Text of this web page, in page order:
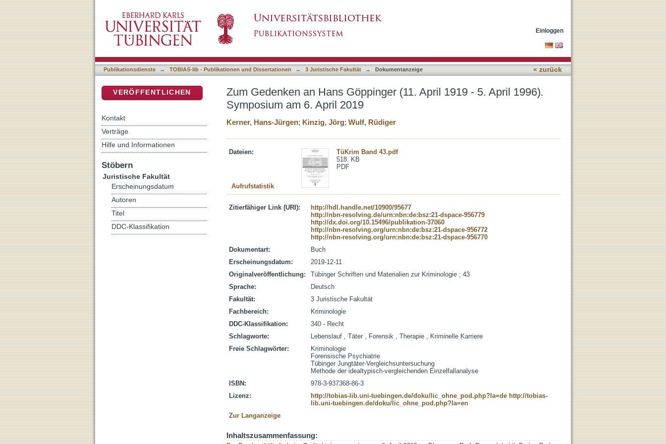
Einloggen
Publikationsdienste → TOBIAS-lib - Publikationen und Dissertationen → 3 Juristische Fakultät → Dokumentanzeige « zurück
Zum Gedenken an Hans Göppinger (11. April 1919 - 5. April 1996).
Symposium am 6. April 2019
Kerner, Hans-Jürgen; Kinzig, Jörg; Wulf, Rüdiger
Dateien:
TüKrim Band 43.pdf
518. KB
PDF
Aufrufstatistik
Zitierfähiger Link (URI):
http://hdl.handle.net/10900/95677
http://nbn-resolving.de/urn:nbn:de:bsz:21-dspace-956779
http://dx.doi.org/10.15496/publikation-37060
http://nbn-resolving.org/urn:nbn:de:bsz:21-dspace-956772
http://nbn-resolving.org/urn:nbn:de:bsz:21-dspace-956770
Dokumentart:
Buch
Erscheinungsdatum:
2019-12-11
Originalveröffentlichung:
Tübinger Schriften und Materialien zur Kriminologie ; 43
Sprache:
Deutsch
Fakultät:
3 Juristische Fakultät
Fachbereich:
Kriminologie
DDC-Klassifikation:
340 - Recht
Schlagworte:
Lebenslauf , Täter , Forensik , Therapie , Kriminelle Karriere
Freie Schlagwörter:
Kriminologie
Forensische Psychiatrie
Tübinger Jungtäter-Vergleichsuntersuchung
Methode der idealtypisch-vergleichenden Einzelfallanalyse
ISBN:
978-3-937368-86-3
Lizenz:
http://tobias-lib.uni-tuebingen.de/doku/lic_ohne_pod.php?la=de http://tobias-
lib.uni-tuebingen.de/doku/lic_ohne_pod.php?la=en
Zur Langanzeige
Inhaltszusammenfassung:
VERÖFFENTLICHEN
Kontakt
Verträge
Hilfe und Informationen
Stöbern
Juristische Fakultät
Erscheinungsdatum
Autoren
Titel
DDC-Klassifikation